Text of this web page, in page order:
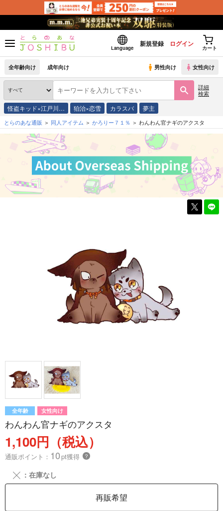
Language
新規登録 ログイン
カート
全年齢向け 成年向け 男性向け 女性向け
詳細
検索
怪盗キッド×江戸川… 狛治×恋雪 カラスバ 夢主
とらのあな通販 同人アイテム かろりー７１％ わんわん官ナギのアクスタ
全年齢 女性向け
わんわん官ナギのアクスタ
1,100円（税込）
通販ポイント： 10pt獲得 ？
╳ ：在庫なし
再販希望